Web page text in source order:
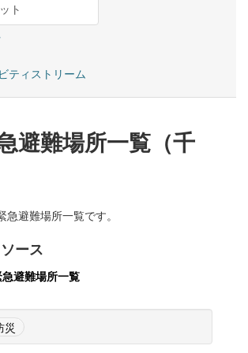
ト
ティストリーム
避難場所一覧（千
避難場所一覧です。
ース
避難場所一覧
災